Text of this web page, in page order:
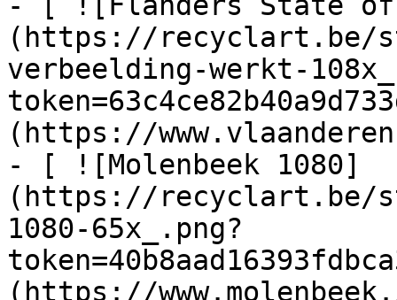
(https://recyclart.be/
verbeelding-werkt-
(https://
- [ ![Molenbeek 1080]
(https://recyclart.be/
1080-65x_.png?
(https://